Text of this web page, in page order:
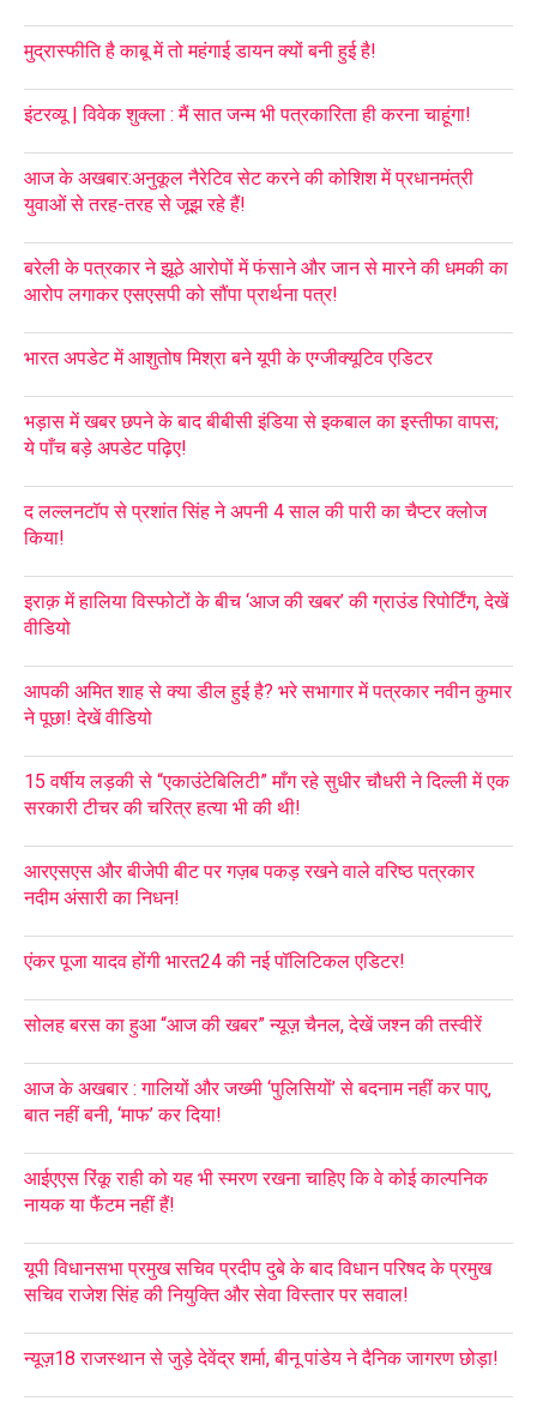
मुद्रास्फीति है काबू में तो महंगाई डायन क्यों बनी हुई है!
इंटरव्यू | विवेक शुक्ला : मैं सात जन्म भी पत्रकारिता ही करना चाहूंगा!
आज के अखबार:अनुकूल नैरेटिव सेट करने की कोशिश में प्रधानमंत्री
युवाओं से तरह-तरह से जूझ रहे हैं!
बरेली के पत्रकार ने झूठे आरोपों में फंसाने और जान से मारने की धमकी का
आरोप लगाकर एसएसपी को सौंपा प्रार्थना पत्र!
भारत अपडेट में आशुतोष मिश्रा बने यूपी के एग्जीक्यूटिव एडिटर
भड़ास में खबर छपने के बाद बीबीसी इंडिया से इकबाल का इस्तीफा वापस;
ये पाँच बड़े अपडेट पढ़िए!
द लल्लनटॉप से प्रशांत सिंह ने अपनी 4 साल की पारी का चैप्टर क्लोज
किया!
इराक़ में हालिया विस्फोटों के बीच ‘आज की खबर’ की ग्राउंड रिपोर्टिंग, देखें
वीडियो
आपकी अमित शाह से क्या डील हुई है? भरे सभागार में पत्रकार नवीन कुमार
ने पूछा! देखें वीडियो
15 वर्षीय लड़की से “एकाउंटेबिलिटी” माँग रहे सुधीर चौधरी ने दिल्ली में एक
सरकारी टीचर की चरित्र हत्या भी की थी!
आरएसएस और बीजेपी बीट पर गज़ब पकड़ रखने वाले वरिष्ठ पत्रकार
नदीम अंसारी का निधन!
एंकर पूजा यादव होंगी भारत24 की नई पॉलिटिकल एडिटर!
सोलह बरस का हुआ “आज की खबर” न्यूज़ चैनल, देखें जश्न की तस्वीरें
आज के अखबार : गालियों और जख्मी ‘पुलिसियों’ से बदनाम नहीं कर पाए,
बात नहीं बनी, ‘माफ’ कर दिया!
आईएएस रिंकू राही को यह भी स्मरण रखना चाहिए कि वे कोई काल्पनिक
नायक या फैंटम नहीं हैं!
यूपी विधानसभा प्रमुख सचिव प्रदीप दुबे के बाद विधान परिषद के प्रमुख
सचिव राजेश सिंह की नियुक्ति और सेवा विस्तार पर सवाल!
न्यूज़18 राजस्थान से जुड़े देवेंद्र शर्मा, बीनू पांडेय ने दैनिक जागरण छोड़ा!